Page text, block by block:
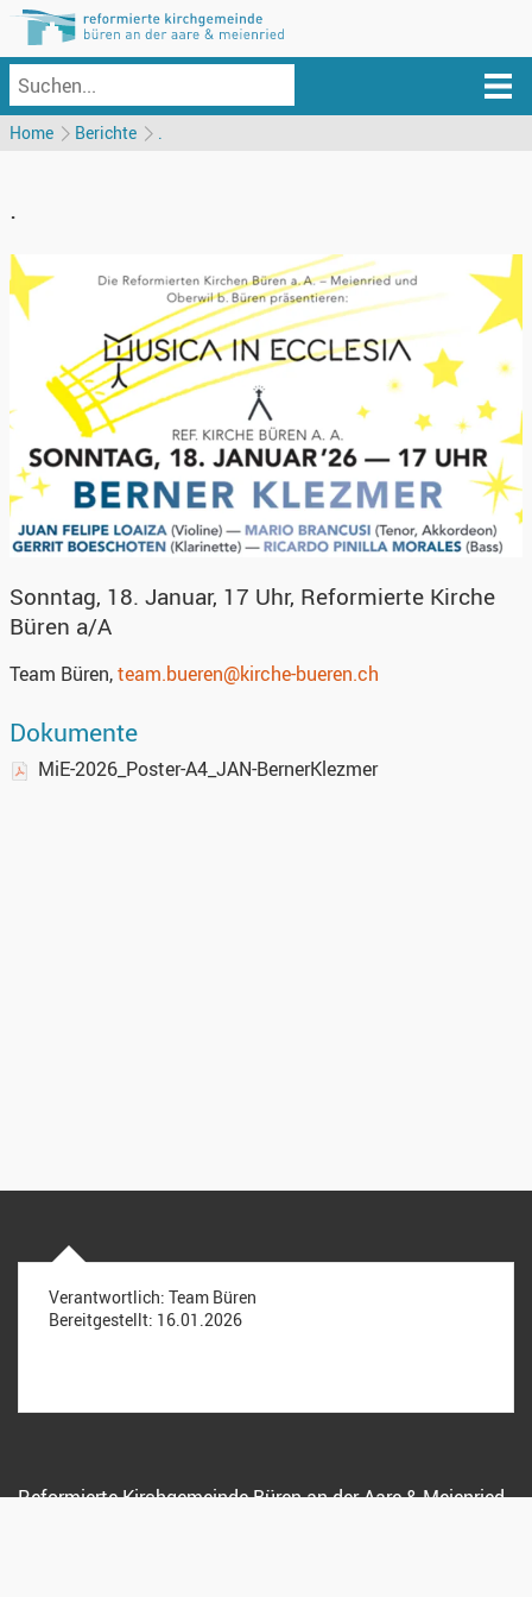
Home Berichte .
.
Sonntag, 18. Januar, 17 Uhr, Reformierte Kirche
Büren a/A
Team Büren,team.bueren@kirche-bueren.ch
Dokumente
MiE-2026_Poster-A4_JAN-BernerKlezmer
Reformierte Kirchgemeinde Büren an der Aare & Meienried
Verantwortlich: Team Büren
Bereitgestellt: 16.01.2026